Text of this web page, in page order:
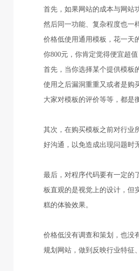
首先，如果网站的成本与网站
然后同一功能、复杂程度也一
价格低使用通用模板，花一天
你800元，你肯定觉得便宜超
首先，当你选择某个提供模板
使用之后漏洞重重又或者是购
大家对模板的评价等等，都是
其次，在购买模板之前对行业
好沟通，以免造成出现问题时
最后，对程序代码要有一定的
板直观的是视觉上的设计，但
糕的体验效果。
价格低没有调查和策划，也没
规划网站，做到反映行业特征